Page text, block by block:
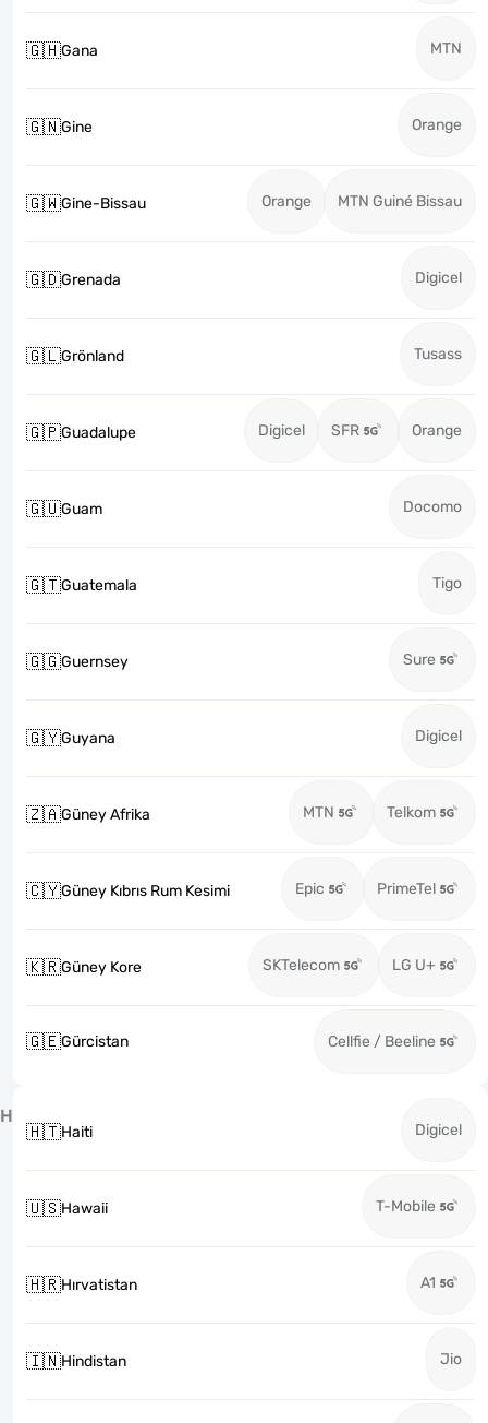
🇬🇭Gana MTN
🇬🇳Gine Orange
🇬🇼Gine-Bissau Orange MTN Guiné Bissau
🇬🇩Grenada Digicel
🇬🇱Grönland Tusass
🇬🇵Guadalupe Digicel SFR Orange
🇬🇺Guam Docomo
🇬🇹Guatemala Tigo
🇬🇬Guernsey Sure
🇬🇾Guyana Digicel
🇿🇦Güney Afrika MTN Telkom
🇨🇾Güney Kıbrıs Rum Kesimi Epic PrimeTel
🇰🇷Güney Kore SKTelecom LG U+
🇬🇪Gürcistan Cellfie / Beeline
H
🇭🇹Haiti Digicel
🇺🇸Hawaii T-Mobile
🇭🇷Hırvatistan A1
🇮🇳Hindistan Jio